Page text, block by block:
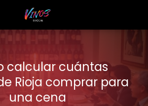
calcular cuántas
Rioja comprar para
una cena